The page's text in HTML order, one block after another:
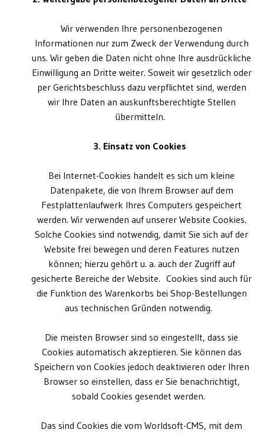
Wir verwenden Ihre personenbezogenen
Informationen nur zum Zweck der Verwendung durch
uns. Wir geben die Daten nicht ohne Ihre ausdrückliche
Einwilligung an Dritte weiter. Soweit wir gesetzlich oder
per Gerichtsbeschluss dazu verpflichtet sind, werden
wir Ihre Daten an auskunftsberechtigte Stellen
übermitteln.
3. Einsatz von Cookies
Bei Internet-Cookies handelt es sich um kleine
Datenpakete, die von Ihrem Browser auf dem
Festplattenlaufwerk Ihres Computers gespeichert
werden. Wir verwenden auf unserer Website Cookies.
Solche Cookies sind notwendig, damit Sie sich auf der
Website frei bewegen und deren Features nutzen
können; hierzu gehört u. a. auch der Zugriff auf
gesicherte Bereiche der Website. Cookies sind auch für
die Funktion des Warenkorbs bei Shop-Bestellungen
aus technischen Gründen notwendig.
Die meisten Browser sind so eingestellt, dass sie
Cookies automatisch akzeptieren. Sie können das
Speichern von Cookies jedoch deaktivieren oder Ihren
Browser so einstellen, dass er Sie benachrichtigt,
sobald Cookies gesendet werden.
Das sind Cookies die vom Worldsoft-CMS, mit dem